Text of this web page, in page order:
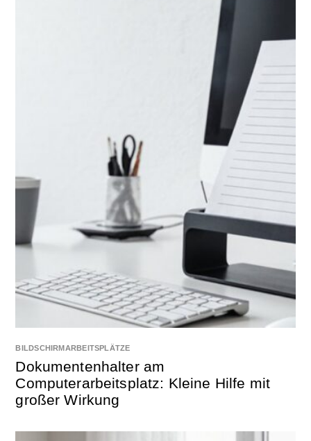
BILDSCHIRMARBEITSPLÄTZE
Dokumentenhalter am
Computerarbeitsplatz: Kleine Hilfe mit
großer Wirkung